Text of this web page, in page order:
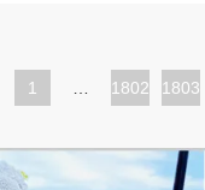
1
ペ
1802
ペ
ジ
1803